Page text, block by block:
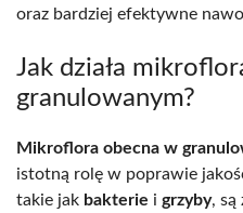
oraz bardziej efektywne
Jak działa
granulowanym?
Mikroflora obecna w
istotną rolę w poprawie
takie jak bakterie i grzyby, są